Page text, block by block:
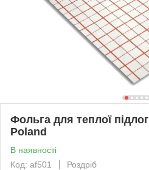
Фольга для теплої
Poland
В наявності
Код: af501
Роздріб